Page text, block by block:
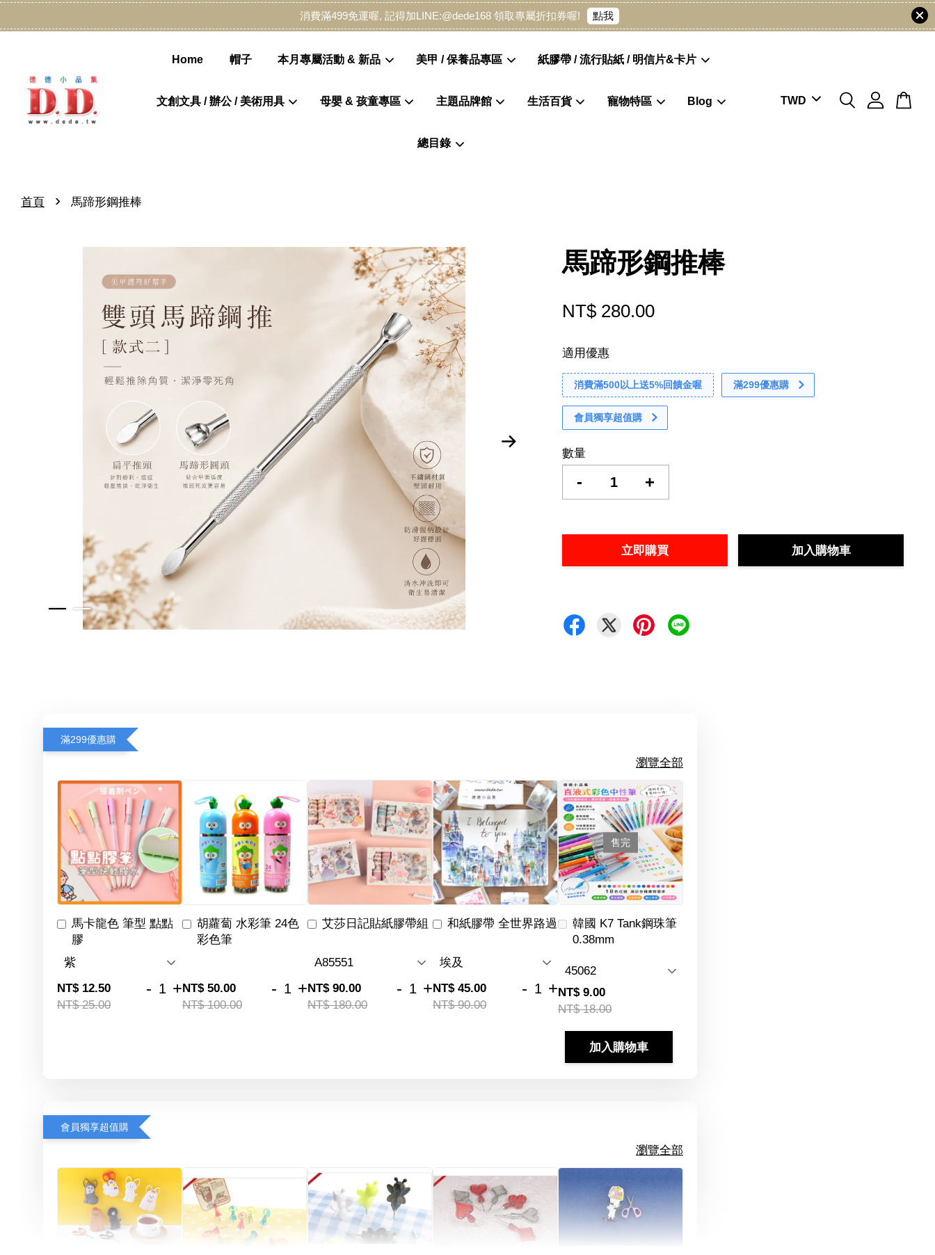
消費滿499免運喔, 記得加LINE:@dede168 領取專屬折扣券喔! 點我
Home 帽子 本月專屬活動 & 新品 美甲 / 保養品專區 紙膠帶 / 流行貼紙 / 明信片&卡片
文創文具 / 辦公 / 美術用具 母嬰 & 孩童專區 主題品牌館 生活百貨 寵物特區 Blog
總目錄
首頁 › 馬蹄形鋼推棒
馬蹄形鋼推棒
NT$ 280.00
適用優惠
消費滿500以上送5%回饋金喔 滿299優惠購
會員獨享超值購
數量
- +
立即購買 加入購物車
滿299優惠購
瀏覽全部
馬卡龍色 筆型 點點
膠
NT$ 12.50
NT$ 25.00
- +
胡蘿蔔 水彩筆 24色
彩色筆
NT$ 50.00
NT$ 100.00
- +
艾莎日記貼紙膠帶組
NT$ 90.00
NT$ 180.00
- +
和紙膠帶 全世界路過
NT$ 45.00
NT$ 90.00
- +
售完
韓國 K7 Tank鋼珠筆
0.38mm
NT$ 9.00
NT$ 18.00
加入購物車
會員獨享超值購
瀏覽全部